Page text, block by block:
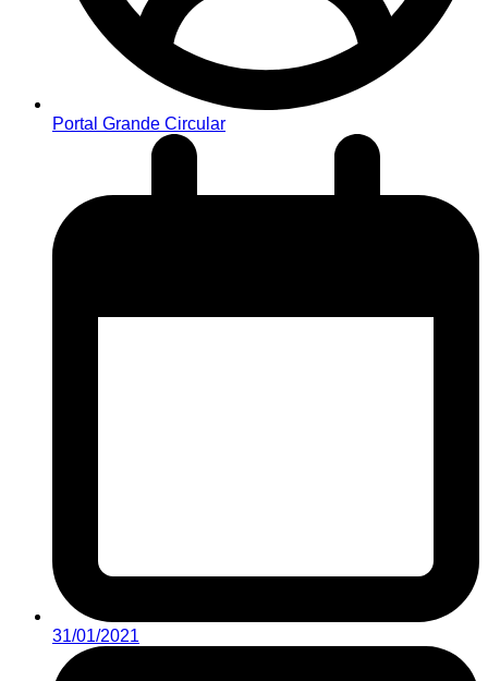
Portal Grande Circular
31/01/2021